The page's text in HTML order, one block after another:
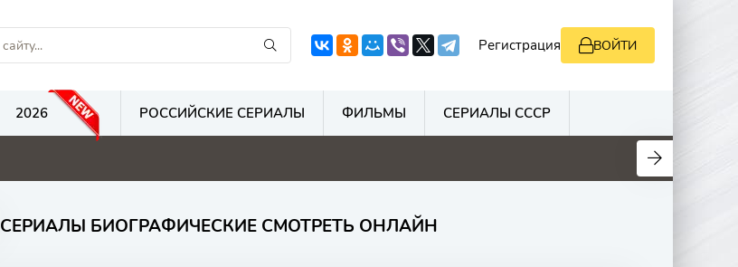
Регистрация ВОЙТИ
2026 РОССИЙСКИЕ СЕРИАЛЫ ФИЛЬМЫ СЕРИАЛЫ СССР
СЕРИАЛЫ БИОГРАФИЧЕСКИЕ СМОТРЕТЬ ОНЛАЙН